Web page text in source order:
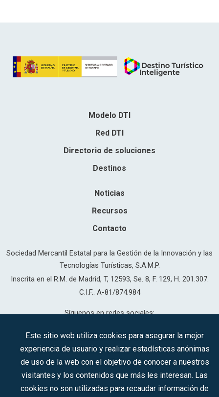
Modelo DTI
Red DTI
Directorio de soluciones
Destinos
Noticias
Recursos
Contacto
Sociedad Mercantil Estatal para la Gestión de la Innovación y las
Tecnologías Turísticas, S.A.M.P.
Inscrita en el R.M. de Madrid, T, 12593, Se. 8, F. 129, H. 201.307.
C.I.F.: A-81/874.984
Síguenos en redes sociales:
CONTACTO
Este sitio web utiliza cookies para asegurar la mejor
experiencia de usuario y realizar estadísticas anónimas
de uso de la web con el objetivo de conocer a nuestros
visitantes y los contenidos que más les interesan. Las
cookies no son utilizadas para recaudar información de